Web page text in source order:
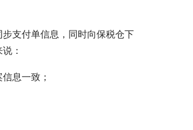
支付单信息，同时向保税仓下
：
息一致；